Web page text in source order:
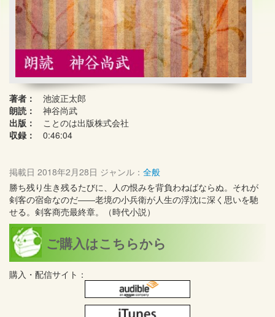
著者：
池波正太郎
朗読：
神谷尚武
出版：
ことのは出版株式会社
収録：
0:46:04
掲載日 2018年2月28日 ジャンル： 全般
勝ち残り生き残るたびに、人の恨みを背負わねばならぬ。それが
剣客の宿命なのだ――老境の小兵衛が人生の浮沈に深く思いを馳
せる。剣客商売最終章。（時代小説）
ご購入はこちらから
購入・配信サイト：